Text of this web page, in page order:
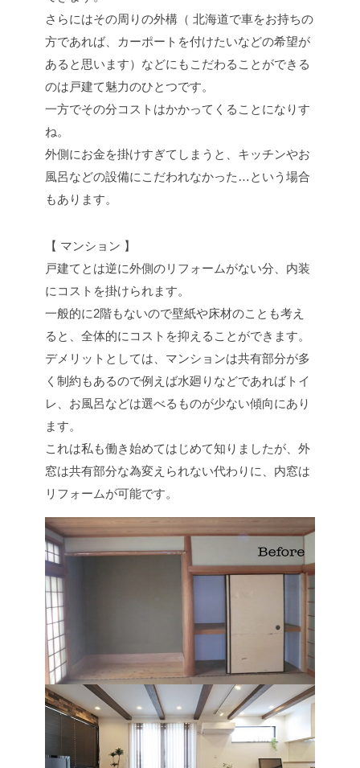
さらにはその周りの外構（ 北海道で車をお持ちの
方であれば、カーポートを付けたいなどの希望が
あると思います）などにもこだわることができる
のは戸建て魅力のひとつです。
一方でその分コストはかかってくることになりす
ね。
外側にお金を掛けすぎてしまうと、キッチンやお
風呂などの設備にこだわれなかった…という場合
もあります。
【 マンション 】
戸建てとは逆に外側のリフォームがない分、内装
にコストを掛けられます。
一般的に2階もないので壁紙や床材のことも考え
ると、全体的にコストを抑えることができます。
デメリットとしては、マンションは共有部分が多
く制約もあるので例えば水廻りなどであればトイ
レ、お風呂などは選べるものが少ない傾向にあり
ます。
これは私も働き始めてはじめて知りましたが、外
窓は共有部分な為変えられない代わりに、内窓は
リフォームが可能です。